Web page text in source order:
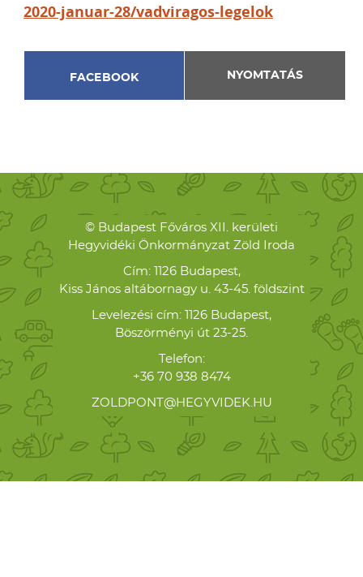
2020-januar-28/vadviragos-legelok
FACEBOOK NYOMTATÁS
© Budapest Főváros XII. kerületi
Hegyvidéki Önkormányzat Zöld Iroda
Cím: 1126 Budapest,
Kiss János altábornagy u. 43-45. földszint
Levelezési cím: 1126 Budapest,
Böszörményi út 23-25.
Telefon:
+36 70 938 8474
ZOLDPONT@HEGYVIDEK.HU